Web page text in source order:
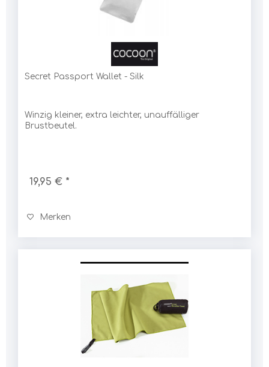
Secret Passport Wallet - Silk
Winzig kleiner, extra leichter, unauffälliger
Brustbeutel.
19,95 € *
Merken